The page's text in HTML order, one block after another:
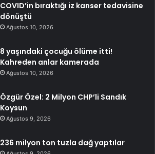
COVID’in bıraktığı iz kanser tedavisine
dönüştü
Ağustos 10, 2026
8 yaşındaki çocuğu ölüme itti!
Kahreden anlar kamerada
Ağustos 10, 2026
Özgür Özel: 2 Milyon CHP’li Sandık
Koysun
Ağustos 9, 2026
236 milyon ton tuzla dağ yaptılar